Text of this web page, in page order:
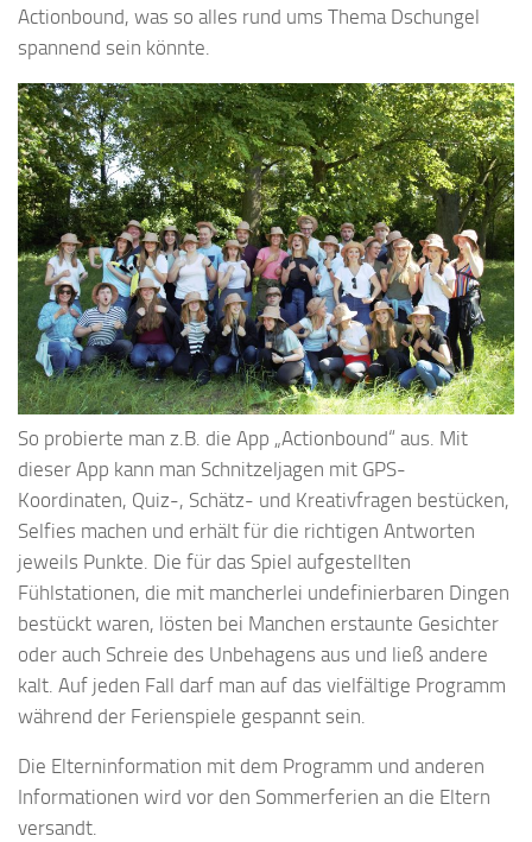
Actionbound, was so alles rund ums Thema Dschungel
spannend sein könnte.
So probierte man z.B. die App „Actionbound“ aus. Mit
dieser App kann man Schnitzeljagen mit GPS-
Koordinaten, Quiz-, Schätz- und Kreativfragen bestücken,
Selfies machen und erhält für die richtigen Antworten
jeweils Punkte. Die für das Spiel aufgestellten
Fühlstationen, die mit mancherlei undefinierbaren Dingen
bestückt waren, lösten bei Manchen erstaunte Gesichter
oder auch Schreie des Unbehagens aus und ließ andere
kalt. Auf jeden Fall darf man auf das vielfältige Programm
während der Ferienspiele gespannt sein.
Die Elterninformation mit dem Programm und anderen
Informationen wird vor den Sommerferien an die Eltern
versandt.